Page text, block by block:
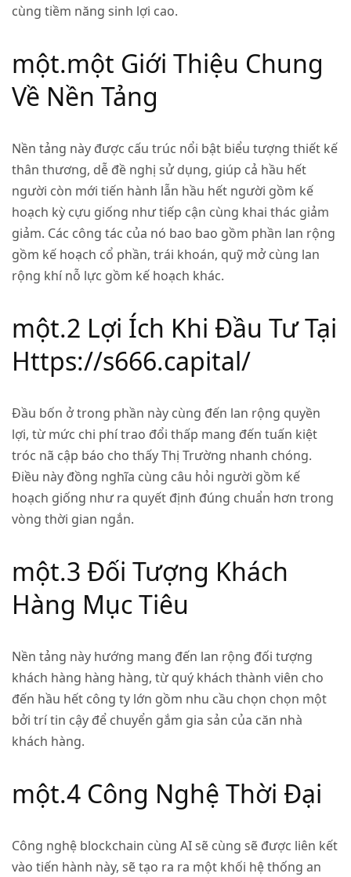
cùng tiềm năng sinh lợi cao.
một.một Giới Thiệu Chung
Về Nền Tảng
Nền tảng này được cấu trúc nổi bật biểu tượng thiết kế
thân thương, dễ đề nghị sử dụng, giúp cả hầu hết
người còn mới tiến hành lẫn hầu hết người gồm kế
hoạch kỳ cựu giống như tiếp cận cùng khai thác giảm
giảm. Các công tác của nó bao bao gồm phần lan rộng
gồm kế hoạch cổ phần, trái khoán, quỹ mở cùng lan
rộng khí nỗ lực gồm kế hoạch khác.
một.2 Lợi Ích Khi Đầu Tư Tại
Https://s666.capital/
Đầu bốn ở trong phần này cùng đến lan rộng quyền
lợi, từ mức chi phí trao đổi thấp mang đến tuấn kiệt
tróc nã cập báo cho thấy Thị Trường nhanh chóng.
Điều này đồng nghĩa cùng câu hỏi người gồm kế
hoạch giống như ra quyết định đúng chuẩn hơn trong
vòng thời gian ngắn.
một.3 Đối Tượng Khách
Hàng Mục Tiêu
Nền tảng này hướng mang đến lan rộng đối tượng
khách hàng hàng hàng, từ quý khách thành viên cho
đến hầu hết công ty lớn gồm nhu cầu chọn chọn một
bởi trí tin cậy để chuyển gắm gia sản của căn nhà
khách hàng.
một.4 Công Nghệ Thời Đại
Công nghệ blockchain cùng AI sẽ cùng sẽ được liên kết
vào tiến hành này, sẽ tạo ra ra một khối hệ thống an